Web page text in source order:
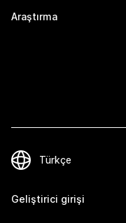
Araştırma
Geliştirici girişi